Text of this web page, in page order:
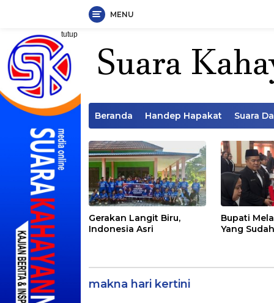
Langsung
konten
MENU
tutup
Beranda Handep Hapakat Suara
Gerakan Langit Biru,
Indonesia Asri
Bupati
Yang
makna hari kertini